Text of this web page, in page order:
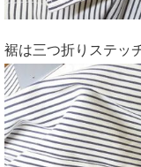
裾は三つ折りステッ